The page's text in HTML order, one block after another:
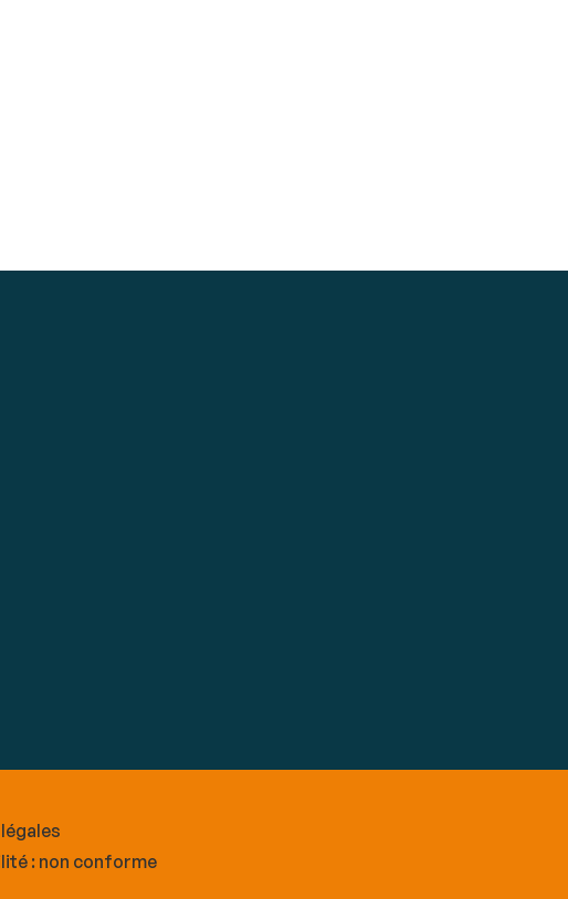
: non conforme